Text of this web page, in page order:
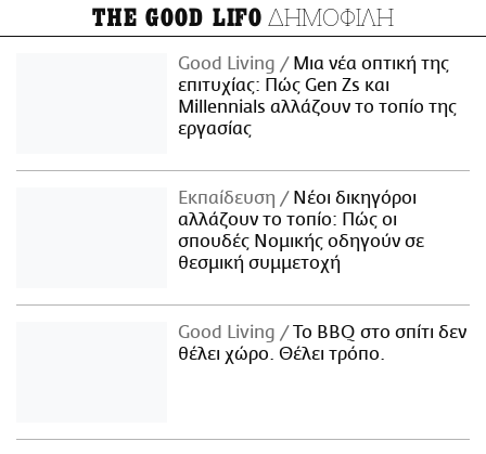
THE GOOD LIFO ΔΗΜΟΦΙΛΗ
Good Living
Μια νέα οπτική της
επιτυχίας: Πώς Gen Zs και
Millennials αλλάζουν το τοπίο της
εργασίας
Εκπαίδευση
Νέοι δικηγόροι
αλλάζουν το τοπίο: Πώς οι
σπουδές Νομικής οδηγούν σε
θεσμική συμμετοχή
Good Living
Το BBQ στο σπίτι δεν
θέλει χώρο. Θέλει τρόπο.